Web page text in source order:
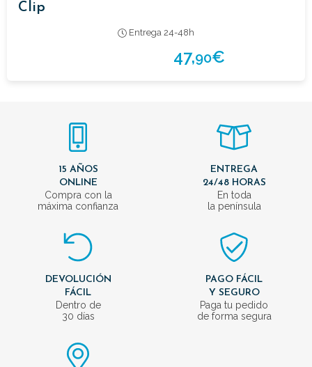
Clip
Entrega 24-48h
47,90€
15 AÑOS
ONLINE
Compra con la
máxima confianza
ENTREGA
24/48 HORAS
En toda
la península
DEVOLUCIÓN
FÁCIL
Dentro de
30 días
PAGO FÁCIL
Y SEGURO
Paga tu pedido
de forma segura